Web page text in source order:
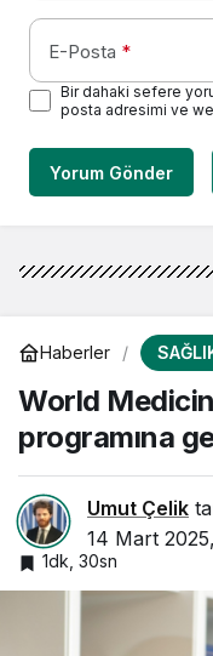
E-Posta *
Bir dahaki sefere
posta adresimi ve
Yorum Gönder
Haberler
World
programına
Umut Çelik
14 Mart
1dk, 30sn